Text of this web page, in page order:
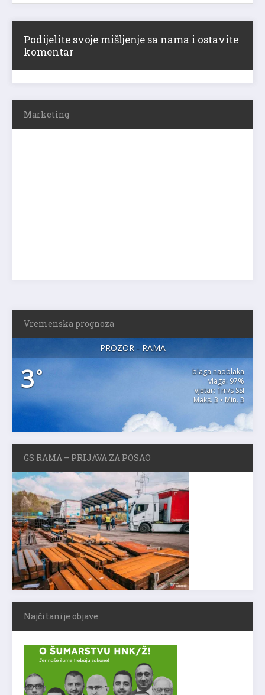
Podijelite svoje mišljenje sa nama i ostavite
komentar
Marketing
Vremenska prognoza
PROZOR - RAMA
3°
blaga naoblaka
vlaga: 97%
vjetar: 1m/s SSI
Maks. 3 • Min. 3
GS RAMA – PRIJAVA ZA POSAO
Najčitanije objave